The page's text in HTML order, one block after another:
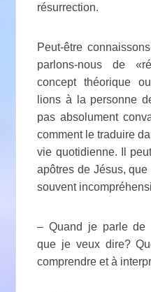
résurrection.
Peut-être
parlons-nous de
concept théorique
lions à la personne
pas absolument
comment le traduire
vie quotidienne. Il
apôtres de Jésus,
souvent
– Quand je parle de
que je veux dire?
comprendre et à